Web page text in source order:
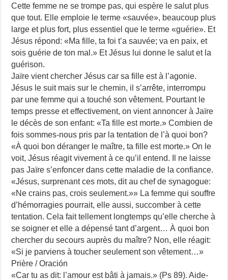
Cette femme ne se trompe pas, qui espère le salut plus
que tout. Elle emploie le terme «sauvée», beaucoup plus
large et plus fort, plus essentiel que le terme «guérie». Et
Jésus répond: «Ma fille, ta foi t’a sauvée; va en paix, et
sois guérie de ton mal.» Et Jésus lui donne le salut et la
guérison.
Jaïre vient chercher Jésus car sa fille est à l’agonie.
Jésus le suit mais sur le chemin, il s’arrête, interrompu
par une femme qui a touché son vêtement. Pourtant le
temps presse et effectivement, on vient annoncer à Jaïre
le décès de son enfant: «Ta fille est morte.» Combien de
fois sommes-nous pris par la tentation de l’à quoi bon?
«À quoi bon déranger le maître, ta fille est morte.» On le
voit, Jésus réagit vivement à ce qu’il entend. Il ne laisse
pas Jaïre s’enfoncer dans cette maladie de la confiance.
«Jésus, surprenant ces mots, dit au chef de synagogue:
«Ne crains pas, crois seulement.»» La femme qui souffre
d’hémorragies pourrait, elle aussi, succomber à cette
tentation. Cela fait tellement longtemps qu’elle cherche à
se soigner et elle a dépensé tant d’argent… À quoi bon
chercher du secours auprès du maître? Non, elle réagit:
«Si je parviens à toucher seulement son vêtement…»
Prière / Oración
«Car tu as dit: l’amour est bâti à jamais.» (Ps 89). Aide-